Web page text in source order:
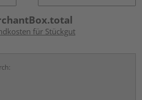
für Stückgut